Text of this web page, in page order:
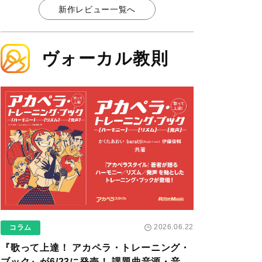
新作レビュー一覧へ
ヴォーカル教則
コラム 2026.06.22
『歌って上達！ アカペラ・トレーニング・